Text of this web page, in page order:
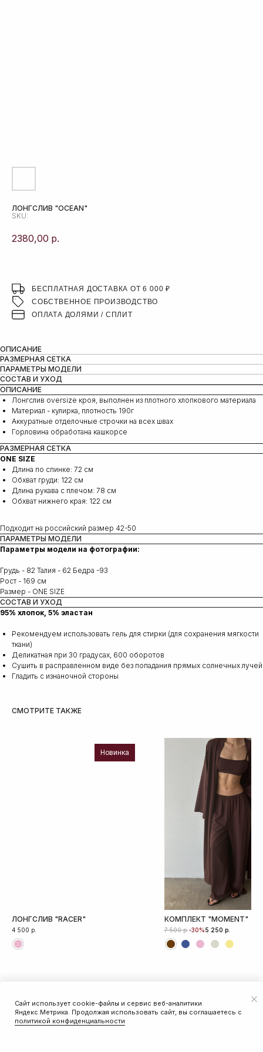
Сайт использует cookie-файлы и сервис веб-аналитики
Яндекс.Метрика. Продолжая использовать сайт, вы соглашаетесь с
политикой конфиденциальности
ЛОНГСЛИВ "OCEAN"
SKU:
2380,00 р.
ДОБАВИТЬ В КОРЗИНУ
БЕСПЛАТНАЯ ДОСТАВКА ОТ 6 000 ₽
СОБСТВЕННОЕ ПРОИЗВОДСТВО
ОПЛАТА ДОЛЯМИ / СПЛИТ
ОПИСАНИЕ
РАЗМЕРНАЯ СЕТКА
ПАРАМЕТРЫ МОДЕЛИ
СОСТАВ И УХОД
ОПИСАНИЕ
Лонгслив oversize кроя, выполнен из плотного хлопкового материала
Материал - кулирка, плотность 190г
Аккуратные отделочные строчки на всех швах
Горловина обработана кашкорсе
РАЗМЕРНАЯ СЕТКА
ONE SIZE
Длина по спинке: 72 см
Обхват груди: 122 см
Длина рукава с плечом: 78 cм
Обхват нижнего края: 122 cм
Подходит на российский размер 42-50
ПАРАМЕТРЫ МОДЕЛИ
Параметры модели на фотографии:
Грудь - 82 Талия - 62 Бедра -93
Рост - 169 см
Размер - ONE SIZE
СОСТАВ И УХОД
95% хлопок, 5% эластан
Рекомендуем использовать гель для стирки (для сохранения мягкости
ткани)
Деликатная при 30 градусах, 600 оборотов
Сушить в расправленном виде без попадания прямых солнечных лучей
Гладить с изнаночной стороны
СМОТРИТЕ ТАКЖЕ
Новинка
ЛОНГСЛИВ "RACER"
4 500 р.
КОМПЛЕКТ "MOMENT"
5 250 р.
7 500 р.-30%